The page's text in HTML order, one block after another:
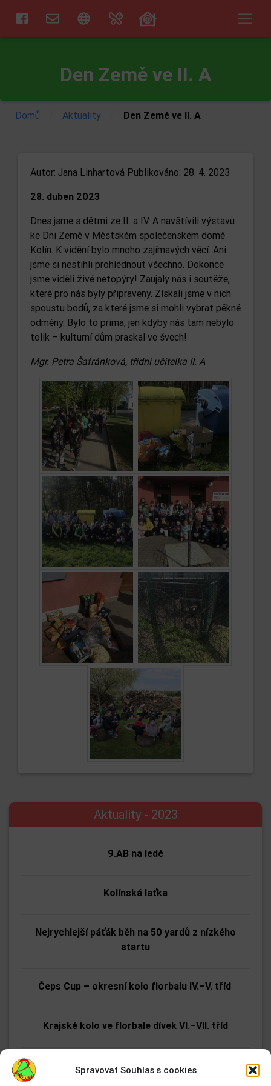
Spravovat Souhlas s cookies
Den Země ve II. A
Domů Aktuality Den Země ve II. A
Autor: Jana Linhartová Publikováno: 28. 4. 2023
28. duben 2023
Dnes jsme s dětmi ze II. a IV. A navštívili výstavu
ke Dni Země v Městském společenském domě
Kolín. K vidění bylo mnoho zajímavých věcí. Ani
jsme si nestihli prohlédnout všechno. Dokonce
jsme viděli živé netopýry! Zaujaly nás i soutěže,
které pro nás byly připraveny. Získali jsme v nich
spoustu bodů, za které jsme si mohli vybrat pěkné
odměny. Bylo to prima, jen kdyby nás tam nebylo
tolik – kulturní dům praskal ve švech!
Mgr. Petra Šafránková, třídní učitelka II. A
Aktuality - 2023
9.AB na ledě
Kolínská laťka
Nejrychlejší páťák běh na 50 yardů z nízkého
startu
Čeps Cup – okresní kolo florbalu IV.–V. tříd
Krajské kolo ve florbale dívek VI.–VII. tříd
Srdíčka pro charitativní akci „Pomáháme srdcem“